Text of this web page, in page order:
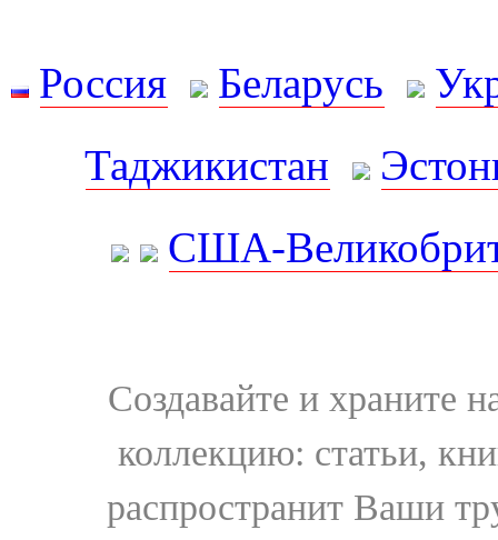
Россия Беларусь
Таджикистан
США-
Создавайте и храните
коллекцию: статьи,
распространит Ваши